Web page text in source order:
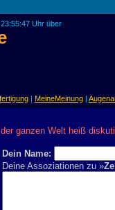
Uhr über
| MeineMeinung|
ganzen Welt heiß
Dein Name:
Deine Assoziationen zu »